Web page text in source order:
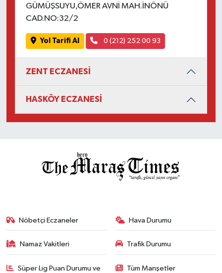
GÜMÜŞSUYU,ÖMER AVNİ MAH.İNÖNÜ
CAD.NO:32/2
Yol Tarifi Al 0 (212) 252 00 93
ZENT ECZANESİ
HASKÖY ECZANESİ
Nöbetçi Eczaneler Hava Durumu
Namaz Vakitleri Trafik Durumu
Süper Lig Puan Durumu ve Tüm Manşetler